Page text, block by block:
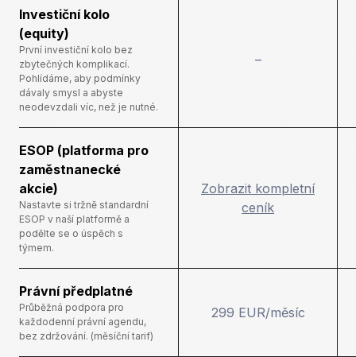
Investiční kolo
(equity)
První investiční kolo bez
zbytečných komplikací.
Pohlídáme, aby podmínky
dávaly smysl a abyste
neodevzdali víc, než je nutné.
–
ESOP (platforma pro
zaměstnanecké
akcie)
Nastavte si tržně standardní
ESOP v naší platformě a
podělte se o úspěch s
týmem.
Zobrazit kompletní
ceník
Právní předplatné
Průběžná podpora pro
každodenní právní agendu,
bez zdržování. (měsíční tarif)
299 EUR/měsíc